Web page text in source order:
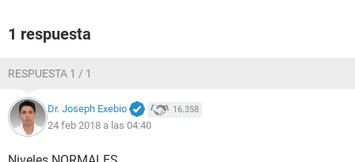
1 respuesta
RESPUESTA 1 / 1
Dr. Joseph Exebio 16.358
24 feb 2018 a las 04:40